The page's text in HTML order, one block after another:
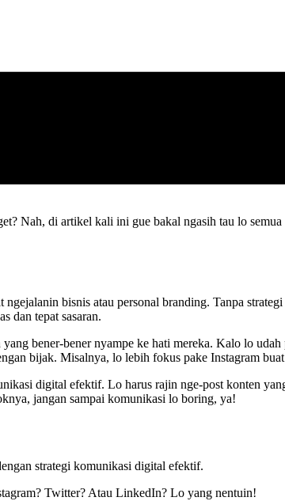
Nah, di artikel kali ini gue bakal ngasih tau lo
bisnis atau personal branding. Tanpa
dan tepat sasaran.
bener-bener nyampe ke hati mereka. Kalo lo
bijak. Misalnya, lo lebih fokus pake Instagram
digital efektif. Lo harus rajin nge-post konten
jangan sampai komunikasi lo boring, ya!
strategi komunikasi digital efektif.
Twitter? Atau LinkedIn? Lo yang nentuin!